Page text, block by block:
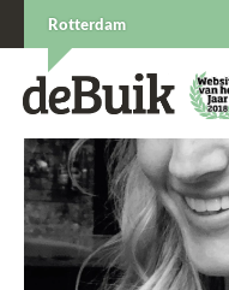
Rotterdam
De
De